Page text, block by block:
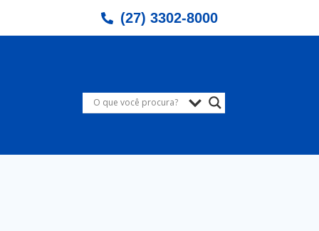
(27) 3302-8000